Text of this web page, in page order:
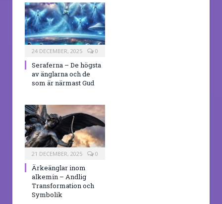
24 DECEMBER, 2025 0
Seraferna – De högsta
av änglarna och de
som är närmast Gud
21 DECEMBER, 2025 0
Ärkeänglar inom
alkemin – Andlig
Transformation och
Symbolik